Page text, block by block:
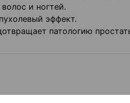
и ногтей.
эффект.
патологию